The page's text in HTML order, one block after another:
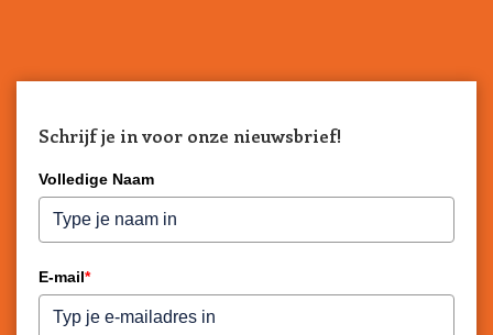
Schrijf je in voor onze nieuwsbrief!
Volledige Naam
E-mail*